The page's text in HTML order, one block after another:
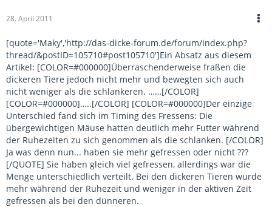
28. April 2011
[quote='Maky','http://das-dicke-forum.de/forum/index.php?
thread/&postID=105710#post105710']Ein Absatz aus diesem
Artikel: [COLOR=#000000]Überraschenderweise fraßen die
dickeren Tiere jedoch nicht mehr und bewegten sich auch
nicht weniger als die schlankeren. ……[/COLOR]
[COLOR=#000000]…..[/COLOR] [COLOR=#000000]Der einzige
Unterschied fand sich im Timing des Fressens: Die
übergewichtigen Mäuse hatten deutlich mehr Futter während
der Ruhezeiten zu sich genommen als die schlanken. [/COLOR]
Ja was denn nun... haben sie mehr gefressen oder nicht ???
[/QUOTE] Sie haben gleich viel gefressen, allerdings war die
Menge unterschiedlich verteilt. Bei den dickeren Tieren wurde
mehr während der Ruhezeit und weniger in der aktiven Zeit
gefressen als bei den dünneren.